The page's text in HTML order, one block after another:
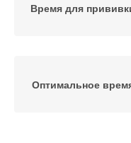
Время для
Оптимальное